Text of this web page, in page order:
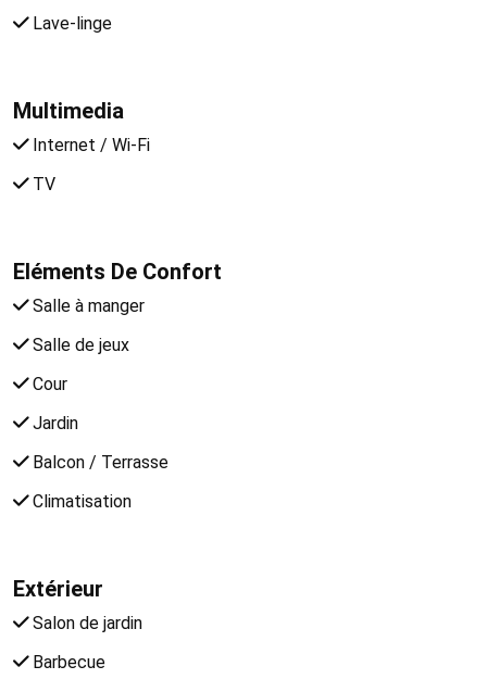
Lave-linge
Multimedia
Internet / Wi-Fi
TV
Eléments De Confort
Salle à manger
Salle de jeux
Cour
Jardin
Balcon / Terrasse
Climatisation
Extérieur
Salon de jardin
Barbecue